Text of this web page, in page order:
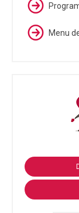
Menu